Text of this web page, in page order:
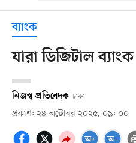
ব্যাংক
যারা ডিজিটাল
নিজস্ব প্রতিবেদক ঢাকা
প্রকাশ: ২৪ অক্টোবর ২০২৫, ০৯: ০০